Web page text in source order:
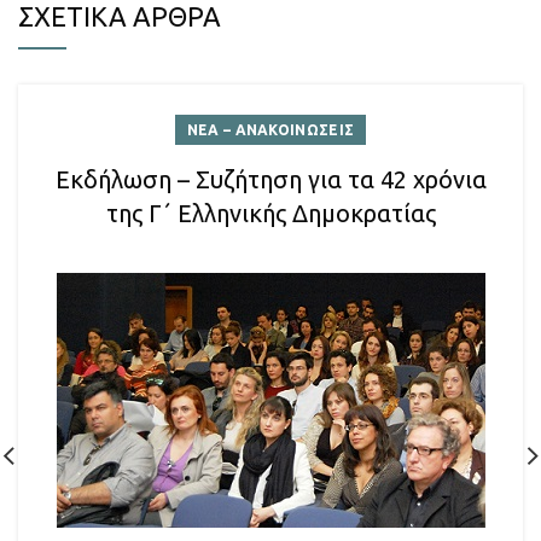
ΣΧΕΤΙΚΑ ΑΡΘΡΑ
ΝΕΑ – ΑΝΑΚΟΙΝΩΣΕΙΣ
Εκδήλωση – Συζήτηση για τα 42 χρόνια
της Γ΄ Ελληνικής Δημοκρατίας